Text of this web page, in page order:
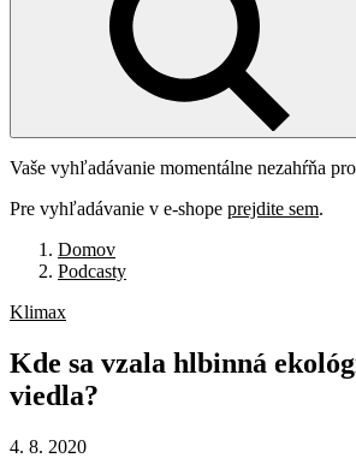
Vaše vyhľadávanie momentálne nezahŕňa
Pre vyhľadávanie v e-shope prejdite sem.
Domov
Podcasty
Klimax
Kde sa vzala hlbinná
viedla?
4. 8. 2020